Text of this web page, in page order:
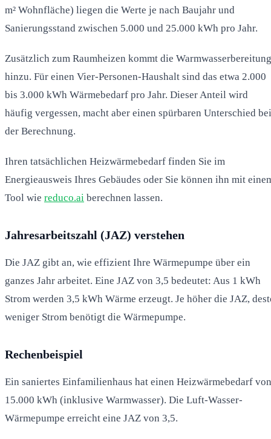
m² Wohnfläche) liegen die Werte je nach Baujahr und
Sanierungsstand zwischen 5.000 und 25.000 kWh pro Jahr.
Zusätzlich zum Raumheizen kommt die Warmwasserbereitung
hinzu. Für einen Vier-Personen-Haushalt sind das etwa 2.000
bis 3.000 kWh Wärmebedarf pro Jahr. Dieser Anteil wird
häufig vergessen, macht aber einen spürbaren Unterschied bei
der Berechnung.
Ihren tatsächlichen Heizwärmebedarf finden Sie im
Energieausweis Ihres Gebäudes oder Sie können ihn mit
Tool wie reduco.ai berechnen lassen.
Jahresarbeitszahl (JAZ) verstehen
Die JAZ gibt an, wie effizient Ihre Wärmepumpe über ein
ganzes Jahr arbeitet. Eine JAZ von 3,5 bedeutet: Aus 1 kWh
Strom werden 3,5 kWh Wärme erzeugt. Je höher die JAZ,
weniger Strom benötigt die Wärmepumpe.
Rechenbeispiel
Ein saniertes Einfamilienhaus hat einen Heizwärmebedarf von
15.000 kWh (inklusive Warmwasser). Die Luft-Wasser-
Wärmepumpe erreicht eine JAZ von 3,5.